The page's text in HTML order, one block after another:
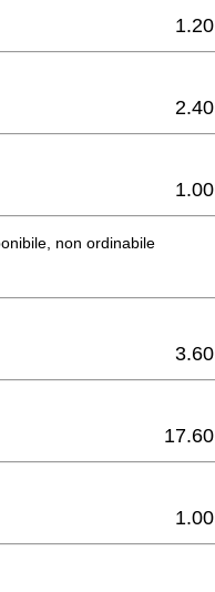
1.20
2.40
1.00
non ordinabile
3.60
17.60
1.00